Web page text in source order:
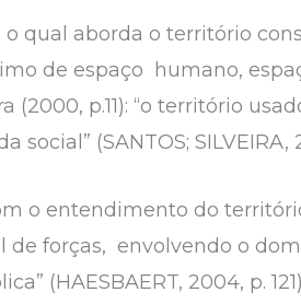
o qual aborda o território
de espaço humano,
(2000, p.11): “o território
(SANTOS; SILVEIRA,
o entendimento do
de forças, envolvendo o
(HAESBAERT, 2004, p.